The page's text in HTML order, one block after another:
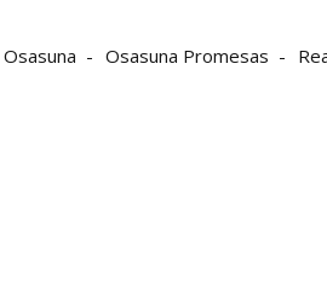
Osasuna Osasuna Promesas